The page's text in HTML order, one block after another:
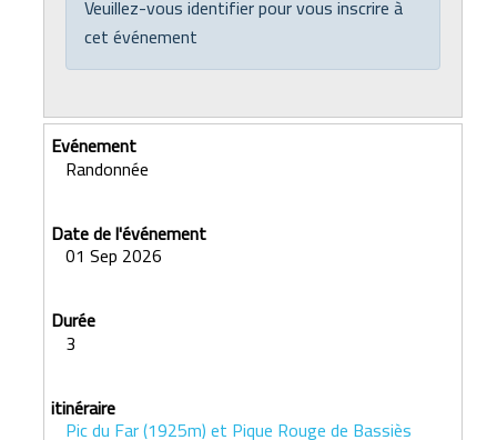
Veuillez-vous identifier pour vous inscrire à
cet événement
Randonnée
01 Sep 2026
3
Pic du Far (1925m) et Pique Rouge de Bassiès